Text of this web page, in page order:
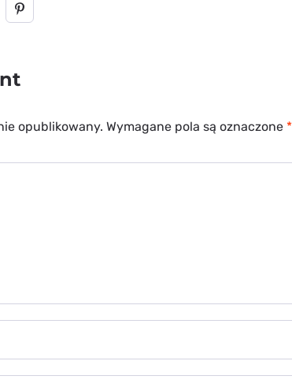
opublikowany. Wymagane pola są oznaczone *